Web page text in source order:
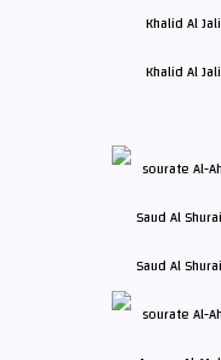
Khalid Al
Saud Al